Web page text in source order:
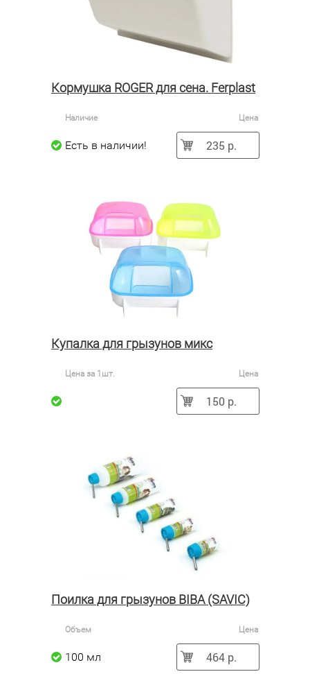
Кормушка ROGER для сена. Ferplast
Наличие Цена
Есть в наличии! 235 р.
Купалка для грызунов микс
Цена за 1шт. Цена
150 р.
Поилка для грызунов BIBA (SAVIC)
Объем Цена
100 мл 464 р.